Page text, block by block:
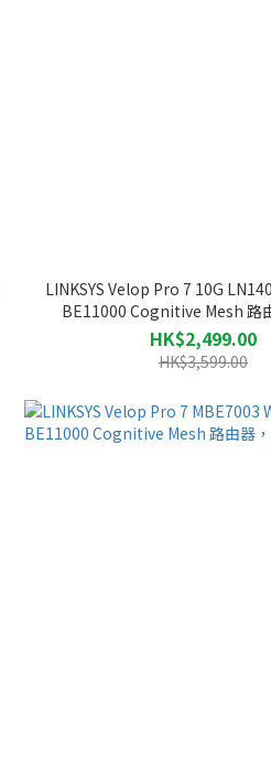
LINKSYS Velop Pro 7 10G
BE11000 Cognitive Mesh 路
HK$2,499.00
HK$3,599.00